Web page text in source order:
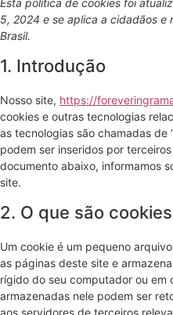
5, 2024 e se aplica a cidadãos e
Brasil.
1. Introdução
Nosso site, https://
cookies e outras tecnologias
as tecnologias são chamadas de
podem ser inseridos por
documento abaixo, informamos
site.
2. O que são
Um cookie é um pequeno
as páginas deste site e
rígido do seu computador ou em
armazenadas nele podem ser
aos servidores de terceiros